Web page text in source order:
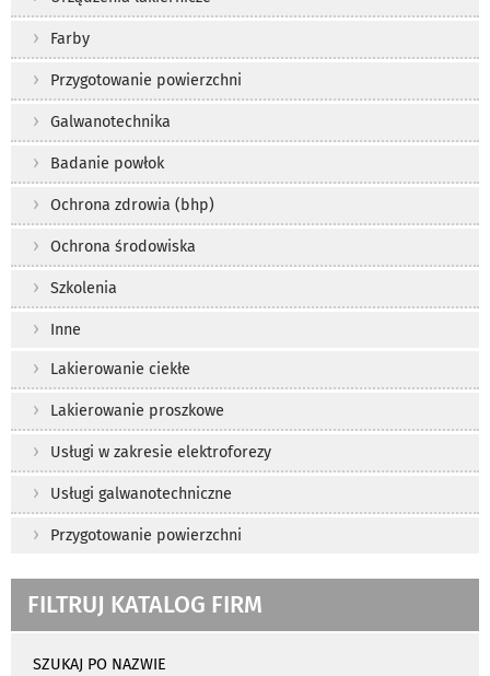
Farby
Przygotowanie powierzchni
Galwanotechnika
Badanie powłok
Ochrona zdrowia (bhp)
Ochrona środowiska
Szkolenia
Inne
Lakierowanie ciekłe
Lakierowanie proszkowe
Usługi w zakresie elektroforezy
Usługi galwanotechniczne
Przygotowanie powierzchni
FILTRUJ KATALOG FIRM
wyszukiwania
SZUKAJ PO NAZWIE